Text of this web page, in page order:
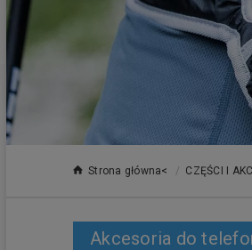
Strona główna< / CZĘŚCI I
Akcesoria do